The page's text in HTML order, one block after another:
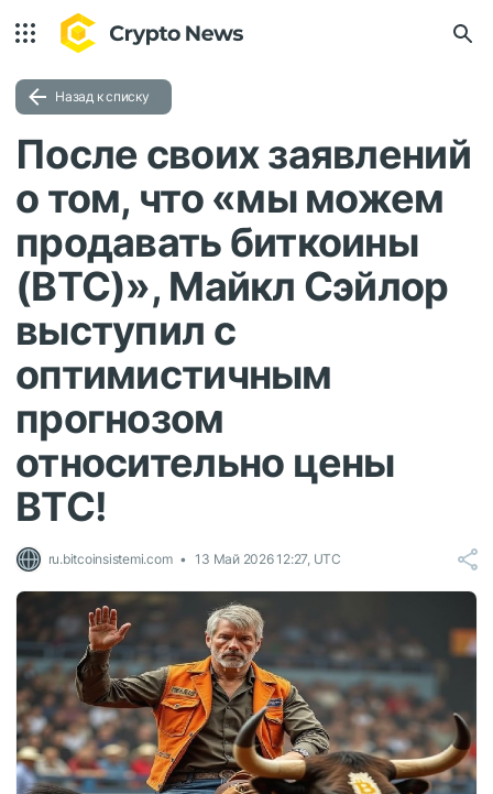
Назад к списку
После своих заявлений
о том, что «мы можем
продавать биткоины
(BTC)», Майкл Сэйлор
выступил с
оптимистичным
прогнозом
относительно цены
BTC!
ru.bitcoinsistemi.com 13 Май 2026 12:27, UTC